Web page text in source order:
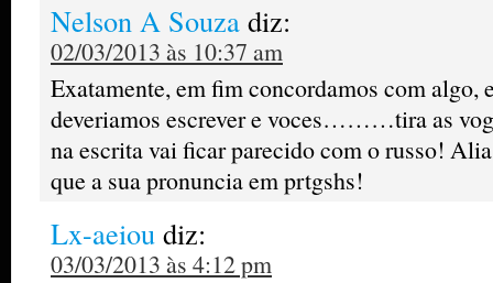
Nelson A Souza diz:
02/03/2013 às 10:37 am
Exatamente, em fim concordamos com algo,
deveriamos escrever e voces………tira as
na escrita vai ficar parecido com o russo!
que a sua pronuncia em prtgshs!
Lx-aeiou diz:
03/03/2013 às 4:12 pm